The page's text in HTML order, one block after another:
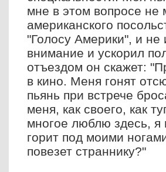
мне в этом вопросе не
американского
"Голосу Америки", и не
внимание и ускорил
отъездом он скажет:
в кино. Меня гонят
пьянь при встрече
меня, как своего, как
многое люблю здесь, я
горит под моими
повезет страннику?"